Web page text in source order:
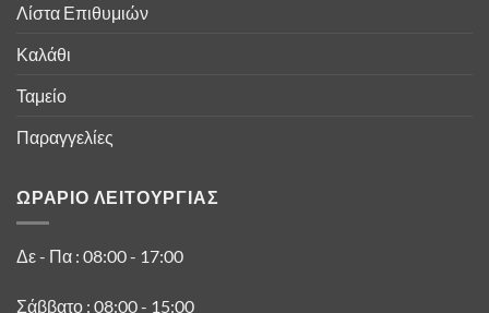
Λίστα Επιθυμιών
Καλάθι
Ταμείο
Παραγγελίες
ΩΡΑΡΙΟ ΛΕΙΤΟΥΡΓΙΑΣ
Δε - Πα : 08:00 - 17:00
Σάββατο : 08:00 - 15:00